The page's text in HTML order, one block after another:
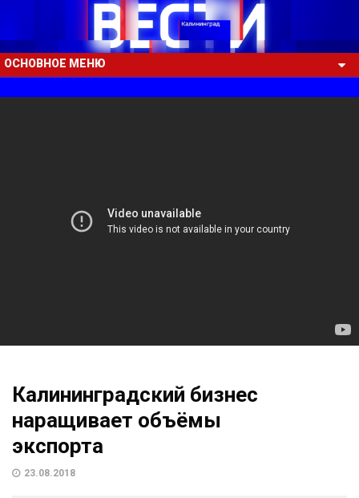
ОСНОВНОЕ МЕНЮ
Калининградский бизнес
наращивает объёмы
экспорта
23.08.2018